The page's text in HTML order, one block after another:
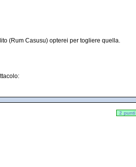
(Rum Casusu) opterei per togliere quella.
2 punti